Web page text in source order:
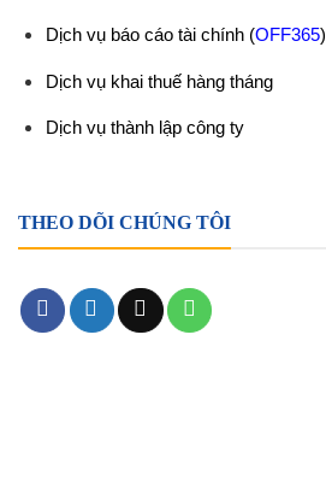
Dịch vụ báo cáo tài chính (OFF365)
Dịch vụ khai thuế hàng tháng
Dịch vụ thành lập công ty
THEO DÕI CHÚNG TÔI